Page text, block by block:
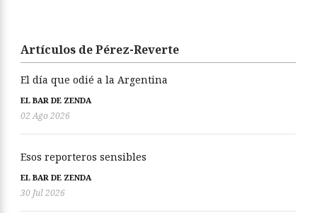
Artículos de Pérez-Reverte
El día que odié a la Argentina
EL BAR DE ZENDA
02 Ago 2026
Esos reporteros sensibles
EL BAR DE ZENDA
30 Jul 2026